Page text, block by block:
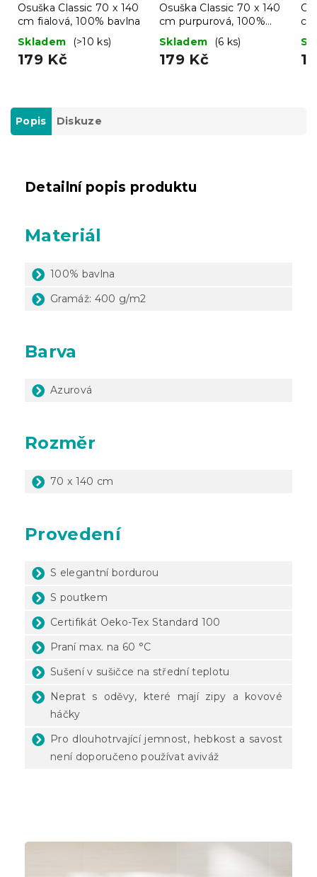
Osuška Classic 70 x 140
cm fialová, 100% bavlna
Skladem
(>10 ks)
179 Kč
Osuška Classic 70 x 140
cm purpurová, 100%
bavlna
Skladem (6 ks)
179 Kč
Popis Diskuze
Detailní popis produktu
Materiál
100% bavlna
Gramáž: 400 g/m2
Barva
Azurová
Rozměr
70 x 140 cm
Provedení
S elegantní bordurou
S poutkem
Certifikát Oeko-Tex Standard 100
Praní max. na 60 °C
Sušení v sušičce na střední teplotu
Neprat s oděvy, které mají zipy a kovové
háčky
Pro dlouhotrvající jemnost, hebkost a savost
není doporučeno používat aviváž